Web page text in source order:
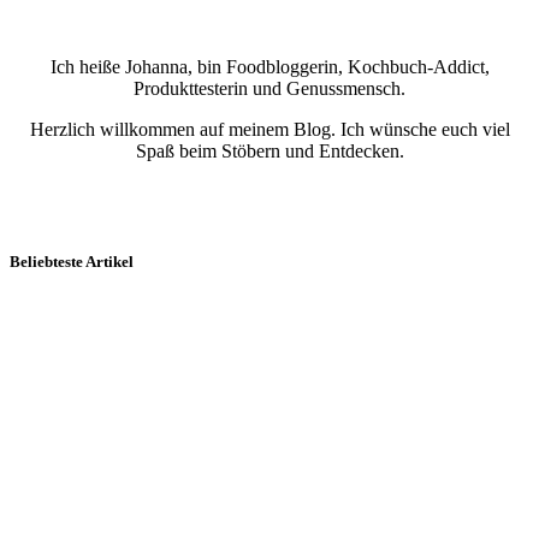
Ich heiße Johanna, bin Foodbloggerin, Kochbuch-Addict,
Produkttesterin und Genussmensch.
Herzlich willkommen auf meinem Blog. Ich wünsche euch viel
Spaß beim Stöbern und Entdecken.
Beliebteste Artikel